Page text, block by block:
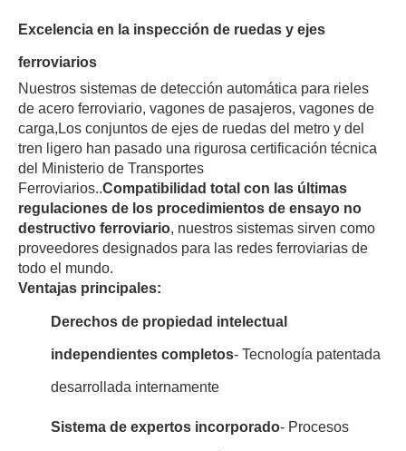
Excelencia en la inspección de ruedas y ejes
ferroviarios
Nuestros sistemas de detección automática para rieles
de acero ferroviario, vagones de pasajeros, vagones de
carga,Los conjuntos de ejes de ruedas del metro y del
tren ligero han pasado una rigurosa certificación técnica
del Ministerio de Transportes
Ferroviarios..Compatibilidad total con las últimas
regulaciones de los procedimientos de ensayo no
destructivo ferroviario, nuestros sistemas sirven como
proveedores designados para las redes ferroviarias de
todo el mundo.
Ventajas principales:
Derechos de propiedad intelectual
independientes completos- Tecnología patentada
desarrollada internamente
Sistema de expertos incorporado- Procesos